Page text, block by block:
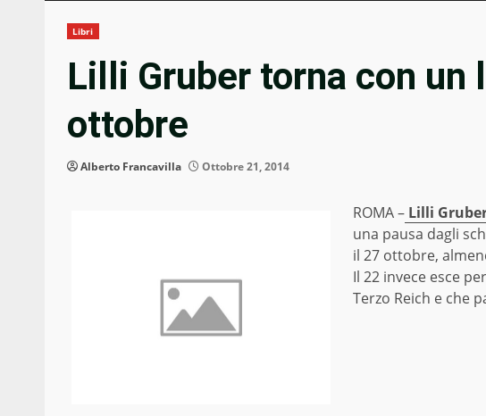
Libri
Lilli Gruber torna con un
ottobre
Alberto Francavilla Ottobre 21, 2014
ROMA – Lilli
una pausa dagli
il 27 ottobre,
Il 22 invece esce
Terzo Reich e che